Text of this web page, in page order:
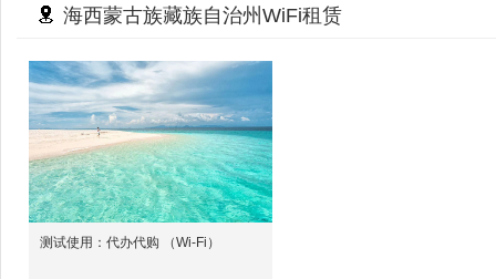
海西蒙古族藏族自治州WiFi租赁
测试使用：代办代购 （Wi-Fi）